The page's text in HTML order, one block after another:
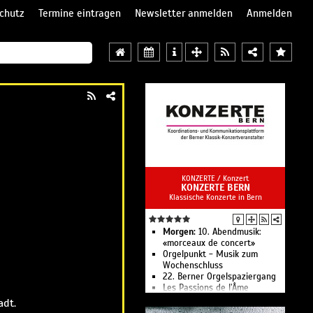
Termine eintragen Newsletter anmelden
Anmelden
KONZERTE / Konzert
KONZERTE BERN
Klassische Konzerte in Bern
Morgen: 10. Abendmusik:
«morceaux de concert»
Orgelpunkt - Musik zum
Wochenschluss
22. Berner Orgelspaziergang
Les Passions de l’Âme
Familienbrunch Thunersee